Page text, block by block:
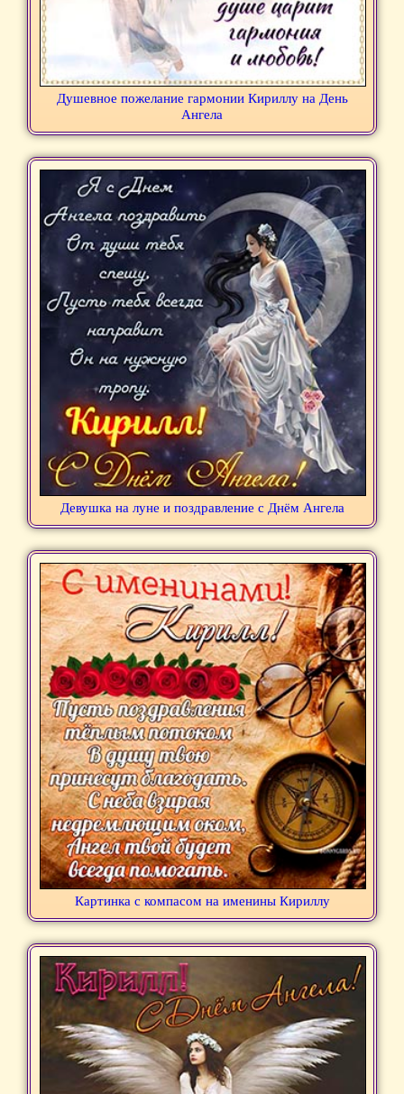
Душевное пожелание гармонии Кириллу на День
Ангела
Девушка на луне и поздравление с Днём Ангела
Картинка с компасом на именины Кириллу